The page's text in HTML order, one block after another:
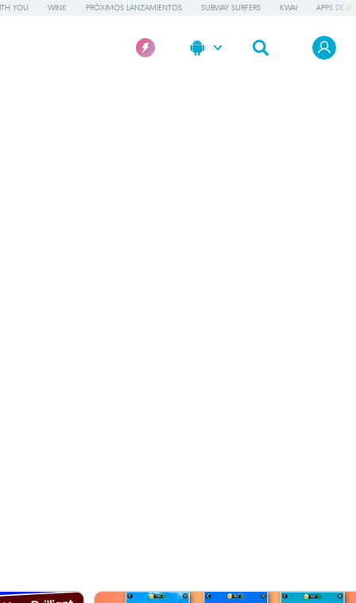
YOU WINK PRÓXIMOS LANZAMIENTOS SUBWAY SURFERS KWAI APPS DE IA